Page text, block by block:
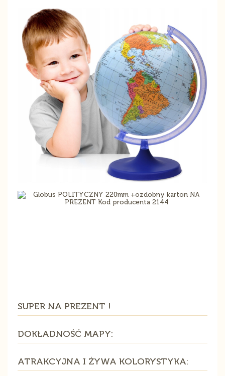
SUPER NA PREZENT !
DOKŁADNOŚĆ MAPY:
ATRAKCYJNA I ŻYWA KOLORYSTYKA: